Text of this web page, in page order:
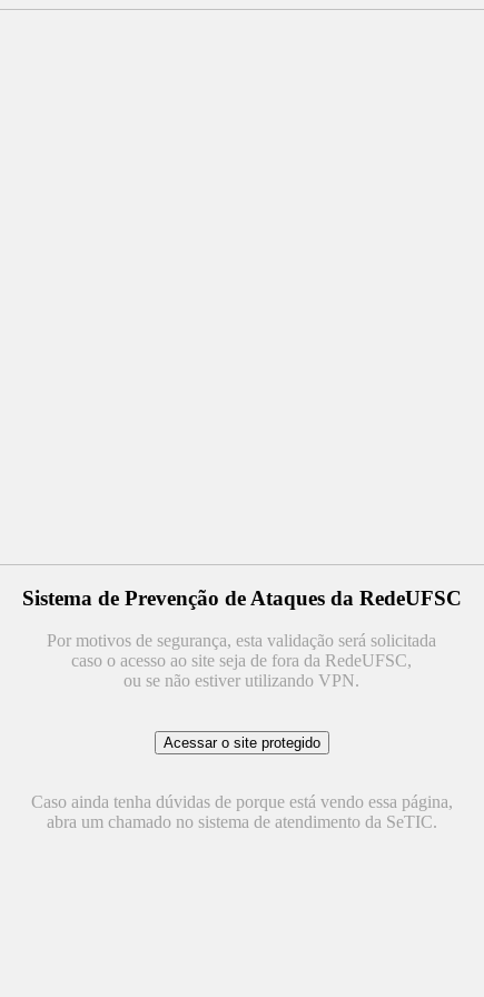
Sistema de Prevenção de Ataques da RedeUFSC
Por motivos de segurança, esta validação será solicitada
caso o acesso ao site seja de fora da RedeUFSC,
ou se não estiver utilizando VPN.
Caso ainda tenha dúvidas de porque está vendo essa página,
abra um chamado no sistema de atendimento da SeTIC.